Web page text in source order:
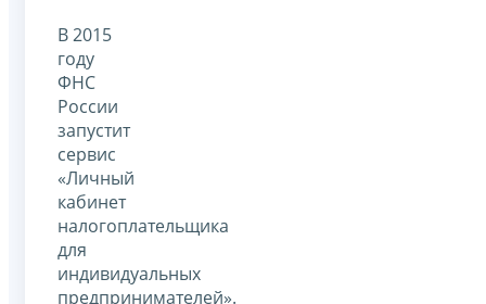
В 2015
году
ФНС
России
запустит
сервис
«Личный
кабинет
налогоплательщика
для
индивидуальных
предпринимателей».